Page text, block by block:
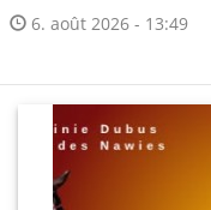
6. août 2026 - 13:49